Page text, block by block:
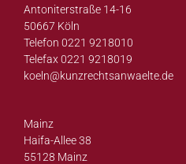
Antoniterstraße 14-16
50667 Köln
Telefon 0221 9218010
Telefax 0221 9218019
koeln@kunzrechtsanwaelte.de
Mainz
Haifa-Allee 38
55128 Mainz